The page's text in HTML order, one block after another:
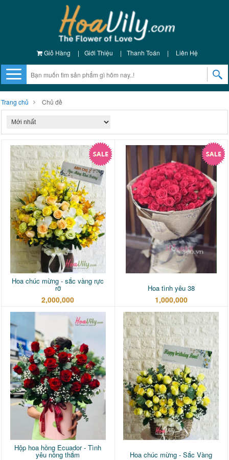
Giỏ Hàng | Giới Thiệu | Thanh Toán | Liên Hệ
Trang chủ Chủ đề
Hoa chúc mừng - sắc vàng rực
rỡ
2,000,000
Hoa tình yêu 38
1,000,000
Hộp hoa hồng Ecuador - Tình
yêu nồng thắm Hoa chúc mừng - Sắc Vàng